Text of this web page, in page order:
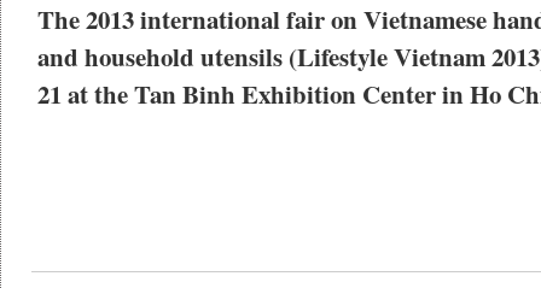
The 2013 international fair on Vietnamese
and household utensils (Lifestyle Vietnam 2013
21 at the Tan Binh Exhibition Center in Ho